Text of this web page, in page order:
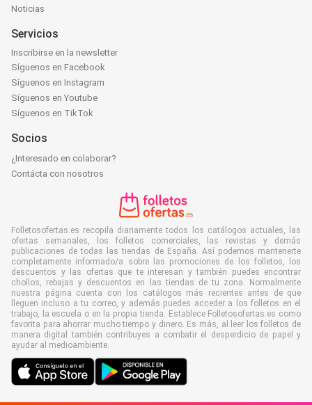
Noticias
Servicios
Inscribirse en la newsletter
Síguenos en Facebook
Síguenos en Instagram
Síguenos en Youtube
Síguenos en TikTok
Socios
¿Interesado en colaborar?
Contácta con nosotros
Folletosofertas.es recopila diariamente todos los catálogos actuales, las
ofertas semanales, los folletos comerciales, las revistas y demás
publicaciones de todas las tiendas de España. Así podemos mantenerte
completamente informado/a sobre las promociones de los folletos, los
descuentos y las ofertas que te interesan y también puedes encontrar
chollos, rebajas y descuentos en las tiendas de tu zona. Normalmente
nuestra página cuenta con los catálogos más recientes antes de que
lleguen incluso a tu correo, y además puedes acceder a los folletos en el
trabajo, la escuela o en la propia tienda. Establece Folletosofertas.es como
favorita para ahorrar mucho tiempo y dinero. Es más, al leer los folletos de
manera digital también contribuyes a combatir el desperdicio de papel y
ayudar al medioambiente.